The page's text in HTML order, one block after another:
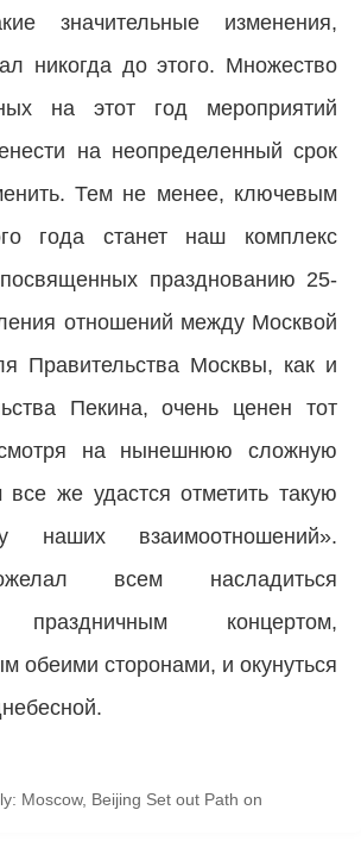
значительные изменения,
никогда до этого. Множество
на этот год мероприятий
на неопределенный срок
Тем не менее, ключевым
года станет наш комплекс
празднованию 25-
отношений между Москвой
Правительства Москвы, как и
Пекина, очень ценен тот
на нынешнюю сложную
же удастся отметить такую
наших взаимоотношений».
всем насладиться
праздничным концертом,
обеими сторонами, и окунуться
Moscow, Beijing Set out Path on